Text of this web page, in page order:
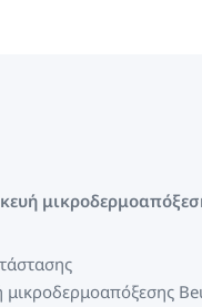
μικροδερμοαπόξεσης